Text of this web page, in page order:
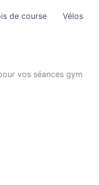
de course Vélos
vos séances gym